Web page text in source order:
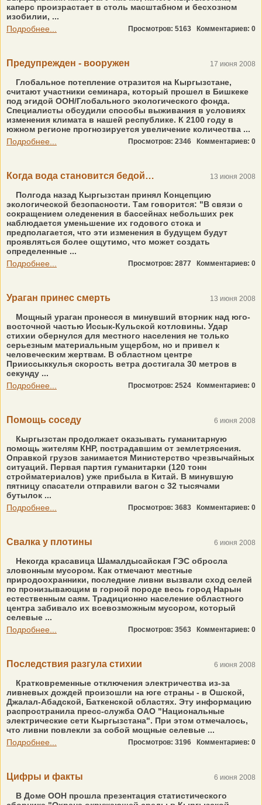
каперс произрастает в столь масштабном и бесхозном
изобилии, ...
Подробнее...
Просмотров: 5163 Комментариев: 0
Предупрежден - вооружен 17 июня 2008
Глобальное потепление отразится на Кыргызстане,
считают участники семинара, который прошел в Бишкеке
под эгидой ООН/Глобального экологического фонда.
Специалисты обсудили способы выживания в условиях
изменения климата в нашей республике. К 2100 году в
южном регионе прогнозируется увеличение количества ...
Подробнее...
Просмотров: 2346 Комментариев: 0
Когда вода становится бедой… 13 июня 2008
Полгода назад Кыргызстан принял Концепцию
экологической безопасности. Там говорится: "В связи с
сокращением оледенения в бассейнах небольших рек
наблюдается уменьшение их годового стока и
предполагается, что эти изменения в будущем будут
проявляться более ощутимо, что может создать
определенные ...
Подробнее...
Просмотров: 2877 Комментариев: 0
Ураган принес смерть 13 июня 2008
Мощный ураган пронесся в минувший вторник над юго-
восточной частью Иссык-Кульской котловины. Удар
стихии обернулся для местного населения не только
серьезным материальным ущербом, но и привел к
человеческим жертвам. В областном центре
Прииссыккулья скорость ветра достигала 30 метров в
секунду ...
Подробнее...
Просмотров: 2524 Комментариев: 0
Помощь соседу 6 июня 2008
Кыргызстан продолжает оказывать гуманитарную
помощь жителям КНР, пострадавшим от землетрясения.
Оправкой грузов занимается Министерство чрезвычайных
ситуаций. Первая партия гуманитарки (120 тонн
стройматериалов) уже прибыла в Китай. В минувшую
пятницу спасатели отправили вагон с 32 тысячами
бутылок ...
Подробнее...
Просмотров: 3683 Комментариев: 0
Свалка у плотины 6 июня 2008
Некогда красавица Шамалдысайская ГЭС обросла
зловонным мусором. Как отмечают местные
природоохранники, последние ливни вызвали сход селей
по пронизывающим в горной породе весь город Нарын
естественным саям. Традиционно население областного
центра забивало их всевозможным мусором, который
селевые ...
Подробнее...
Просмотров: 3563 Комментариев: 0
Последствия разгула стихии 6 июня 2008
Кратковременные отключения электричества из-за
ливневых дождей произошли на юге страны - в Ошской,
Джалал-Абадской, Баткенской областях. Эту информацию
распространила пресс-служба ОАО "Национальные
электрические сети Кыргызстана". При этом отмечалось,
что ливни повлекли за собой мощные селевые ...
Подробнее...
Просмотров: 3196 Комментариев: 0
Цифры и факты 6 июня 2008
В Доме ООН прошла презентация статистического